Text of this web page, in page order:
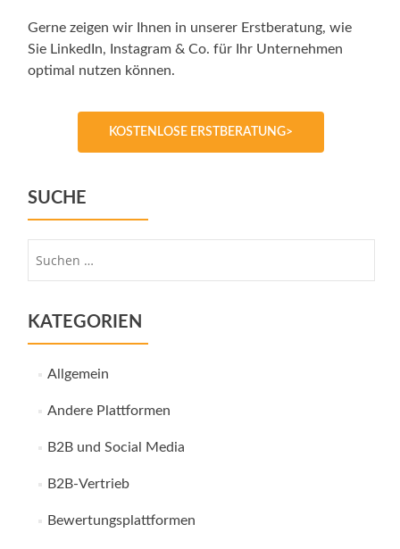
Gerne zeigen wir Ihnen in unserer Erstberatung, wie
Sie LinkedIn, Instagram & Co. für Ihr Unternehmen
optimal nutzen können.
KOSTENLOSE ERSTBERATUNG>
SUCHE
KATEGORIEN
Allgemein
Andere Plattformen
B2B und Social Media
B2B-Vertrieb
Bewertungsplattformen